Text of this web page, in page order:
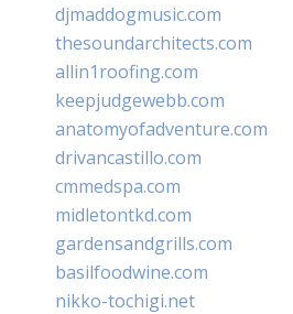
djmaddogmusic.com
thesoundarchitects.com
allin1roofing.com
keepjudgewebb.com
anatomyofadventure.com
drivancastillo.com
cmmedspa.com
midletontkd.com
gardensandgrills.com
basilfoodwine.com
nikko-tochigi.net